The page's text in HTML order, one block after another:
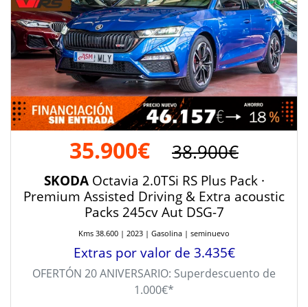
35.900€ 38.900€
SKODAOctavia 2.0TSi RS Plus Pack ·
Premium Assisted Driving & Extra acoustic
Packs 245cv Aut DSG-7
Kms 38.600 | 2023 | Gasolina | seminuevo
Extras por valor de 3.435€
OFERTÓN 20 ANIVERSARIO: Superdescuento de
1.000€*